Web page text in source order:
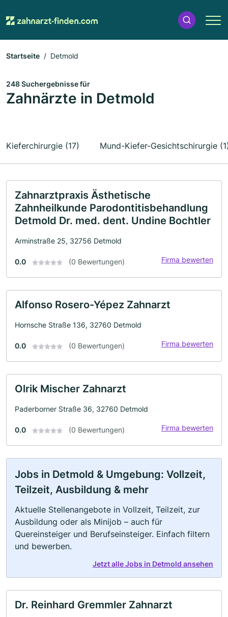
Startseite Detmold
248 Suchergebnisse für
Zahnärzte in Detmold
Kieferchirurgie (17) Mund-Kiefer-Gesichtschirurgie
Zahnarztpraxis Ästhetische
Zahnheilkunde Parodontitisbehandlung
Detmold Dr. med. dent. Undine Bochtler
Arminstraße 25, 32756 Detmold
0.0 (0 Bewertungen) Firma bewerten
Alfonso Rosero-Yépez Zahnarzt
Hornsche Straße 136, 32760 Detmold
0.0 (0 Bewertungen) Firma bewerten
Olrik Mischer Zahnarzt
Paderborner Straße 36, 32760 Detmold
0.0 (0 Bewertungen) Firma bewerten
Jobs in Detmold & Umgebung: Vollzeit,
Teilzeit, Ausbildung & mehr
Aktuelle Stellenangebote in Vollzeit, Teilzeit, zur
Ausbildung oder als Minijob – auch für
Quereinsteiger und Berufseinsteiger. Einfach filtern
und bewerben.
Jetzt alle Jobs in Detmold ansehen
Dr. Reinhard Gremmler Zahnarzt